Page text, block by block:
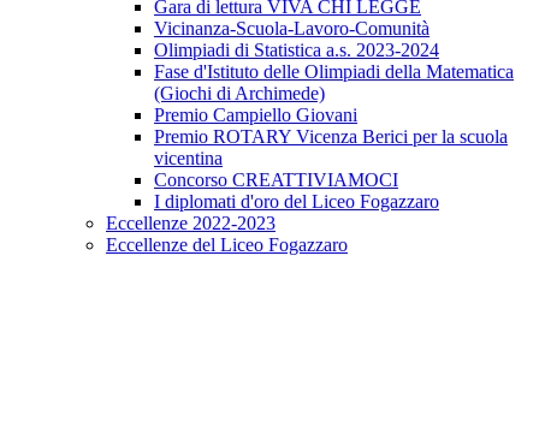
Gara di lettura VIVA CHI LEGGE
Vicinanza-Scuola-Lavoro-Comunità
Olimpiadi di Statistica a.s. 2023-2024
Fase d'Istituto delle Olimpiadi della Matematica
(Giochi di Archimede)
Premio Campiello Giovani
Premio ROTARY Vicenza Berici per la scuola
vicentina
Concorso CREATTIVIAMOCI
I diplomati d'oro del Liceo Fogazzaro
Eccellenze 2022-2023
Eccellenze del Liceo Fogazzaro